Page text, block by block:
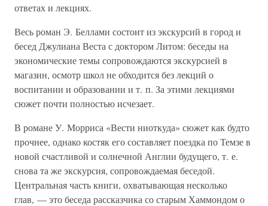
ответах и лекциях.
Весь роман Э. Беллами состоит из экскурсий в город и
бесед Джулиана Веста с доктором Литом: беседы на
экономические темы сопровождаются экскурсией в
магазин, осмотр школ не обходится без лекций о
воспитании и образовании и т. п. За этими лекциями
сюжет почти полностью исчезает.
В романе У. Морриса «Вести ниоткуда» сюжет как будто
прочнее, однако костяк его составляет поездка по Темзе в
новой счастливой и солнечной Англии будущего, т. е.
снова та же экскурсия, сопровождаемая беседой.
Центральная часть книги, охватывающая несколько
глав, — это беседа рассказчика со старым Хаммондом о